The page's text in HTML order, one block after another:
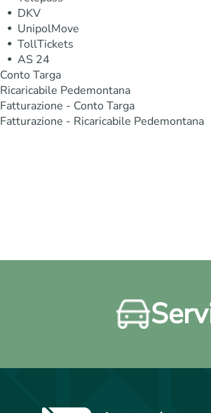
DKV
UnipolMove
TollTickets
AS 24
Conto Targa
Ricaricabile Pedemontana
Fatturazione - Conto Targa
Fatturazione - Ricaricabile Pedemontana